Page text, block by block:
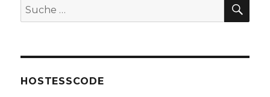
Suche
nach:
HOSTESSCODE